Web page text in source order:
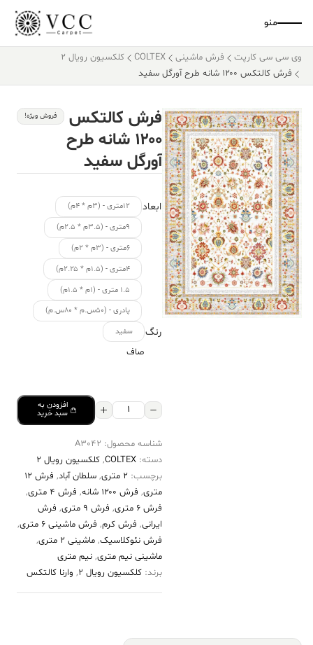
منو
وی سی سی کارپت فرش ماشینی COLTEX
کلکسیون رویال 2
فرش کالتکس ۱۲۰۰ شانه طرح آورگل سفید
فرش کالتکس
۱۲۰۰ شانه طرح
آورگل سفید
فروش ویژه!
ابعاد
۱۲متری - (۳م * ۴م)
۹متری - (۳.۵م * ۲.۵م)
۶متری - (۳م * ۲م)
۴متری - (۱.۵م * ۲.۲۵م)
۱.۵ متری - (۱م * ۱.۵م)
پادری - (۵۰س.م * ۸۰س.م)
رنگ سفید
صاف
فرش
۱۲۰۰
طرح
آورگل
سفید
عدد
افزودن به
سبد خرید
شناسه محصول: A3042
دسته: COLTEX
, کلکسیون رویال 2
برچسب: 2 متری , سلطان آباد,
فرش 12
متری, فرش ۱۲۰۰ شانه , فرش 4 متری
,
فرش 6 متری
, فرش 9 متری , فرش
ایرانی, فرش کرم, فرش ماشینی 6 متری
,
فرش نئوکلاسیک, ماشینی 2 متری
,
ماشینی نیم متری, نیم متری
برند: کلکسیون رویال 2 , وارنا کالتکس